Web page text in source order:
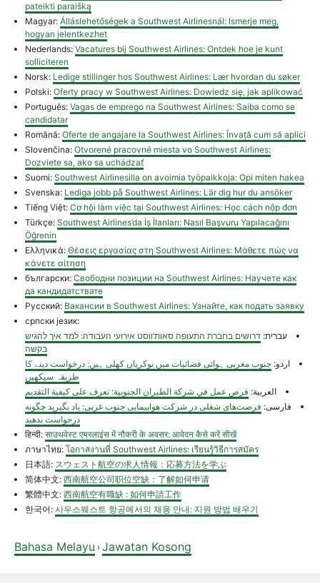
pateikti paraišką
Magyar: Álláslehetőségek a Southwest Airlinesnál: Ismerje meg,
hogyan jelentkezhet
Nederlands: Vacatures bij Southwest Airlines: Ontdek hoe je kunt
solliciteren
Norsk: Ledige stillinger hos Southwest Airlines: Lær hvordan du søker
Polski: Oferty pracy w Southwest Airlines: Dowiedz się, jak aplikować
Português: Vagas de emprego na Southwest Airlines: Saiba como se
candidatar
Română: Oferte de angajare la Southwest Airlines: Învață cum să aplici
Slovenčina: Otvorené pracovné miesta vo Southwest Airlines:
Dozviete sa, ako sa uchádzať
Suomi: Southwest Airlinesilla on avoimia työpaikkoja: Opi miten hakea
Svenska: Lediga jobb på Southwest Airlines: Lär dig hur du ansöker
Tiếng Việt: Cơ hội làm việc tại Southwest Airlines: Học cách nộp đơn
Türkçe: Southwest Airlines’da İş İlanları: Nasıl Başvuru Yapılacağını
Öğrenin
Ελληνικά: Θέσεις εργασίας στη Southwest Airlines: Μάθετε πώς να
κάνετε αίτηση
български: Свободни позиции на Southwest Airlines: Научете как
да кандидатствате
Русский: Вакансии в Southwest Airlines: Узнайте, как подать заявку
српски језик:
עברית: דרושים בחברת התעופה סאות’ווסט אירועי העבודה: למד איך להגיש
בקשה
اردو: جنوب مغربی ہوائی فضائیات میں نوکریاں کھلی ہیں: درخواست دینے کا
طریقہ سیکھیں
العربية: فرص عمل في شركة الطيران الجنوبية: تعرف على كيفية التقديم
فارسی: فرصت‌های شغلی در شرکت هواپیمایی جنوب غربی: یاد بگیرید چگونه
درخواست بدهید
हिन्दी: साउथवेस्ट एयरलाइंस में नौकरी के अवसर: आवेदन कैसे करें सीखें
ภาษาไทย: โอกาสงานที่ Southwest Airlines: เรียนรู้วิธีการสมัคร
日本語: スウェスト航空の求人情報：応募方法を学ぶ
简体中文: 西南航空公司职位空缺：了解如何申请
繁體中文: 西南航空有職缺 : 如何申請工作
한국어: 사우스웨스트 항공에서의 채용 안내: 지원 방법 배우기
Bahasa Melayu › Jawatan Kosong